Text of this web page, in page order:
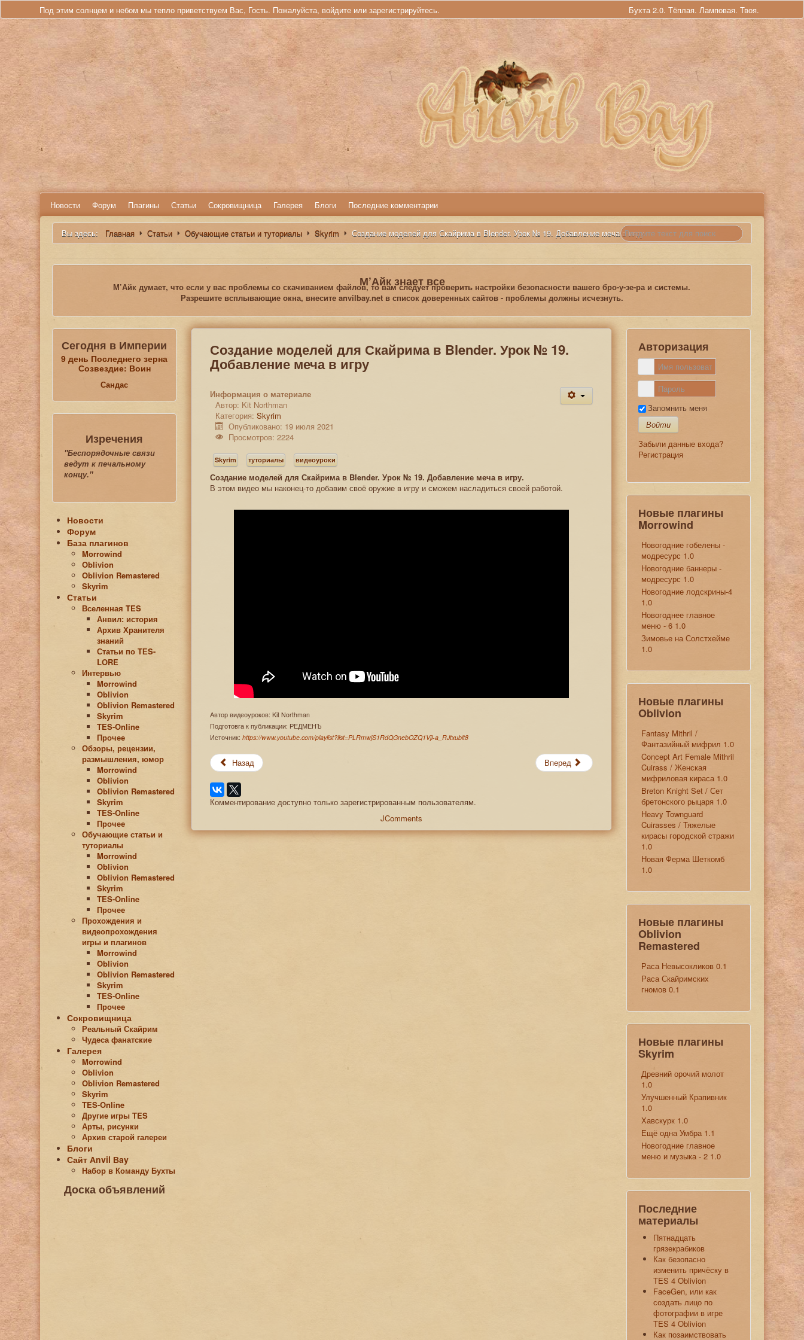
Под этим солнцем и небом мы тепло приветствуем Вас, Гость. Пожалуйста, войдите или зарегистрируйтесь. Бухта 2.0. Тёплая. Ламповая. Твоя.
Новости Форум Плагины Статьи Сокровищница Галерея Блоги Последние комментарии
Вы здесь: Главная Статьи Обучающие статьи и туториалы Skyrim Создание моделей для Скайрима в Blender. Урок № 19. Добавление меча в игру
М’Айк знает все
М’Айк думает, что если у вас проблемы со скачиванием файлов, то вам следует проверить настройки безопасности вашего бро-у-зе-ра и системы.
Разрешите всплывающие окна, внесите anvilbay.net в список доверенных сайтов - проблемы должны исчезнуть.
Сегодня в Империи
9 день Последнего зерна
Созвездие: Воин
Сандас
Изречения
"Беспорядочные связи
ведут к печальному
концу."
Новости
Форум
База плагинов
Morrowind
Oblivion
Oblivion Remastered
Skyrim
Статьи
Вселенная TES
Анвил: история
Архив Хранителя
знаний
Статьи по ТЕS-
LORE
Интервью
Morrowind
Oblivion
Oblivion Remastered
Skyrim
TES-Online
Прочее
Обзоры, рецензии,
размышления, юмор
Morrowind
Oblivion
Oblivion Remastered
Skyrim
TES-Online
Прочее
Обучающие статьи и
туториалы
Morrowind
Oblivion
Oblivion Remastered
Skyrim
TES-Online
Прочее
Прохождения и
видеопрохождения
игры и плагинов
Morrowind
Oblivion
Oblivion Remastered
Skyrim
TES-Online
Прочее
Сокровищница
Реальный Скайрим
Чудеса фанатские
Галерея
Morrowind
Oblivion
Oblivion Remastered
Skyrim
TES-Online
Другие игры TES
Арты, рисунки
Архив старой галереи
Блоги
Сайт Аnvil Вay
Набор в Команду Бухты
Доска объявлений
Создание моделей для Скайрима в Blender. Урок № 19.
Добавление меча в игру
Информация о материале
Автор: Kit Northman
Категория:Skyrim
Опубликовано: 19 июля 2021
Просмотров: 2224
Skyrim туториалы видеоуроки
Создание моделей для Скайрима в Blender. Урок № 19. Добавление меча в игру.
В этом видео мы наконец-то добавим своё оружие в игру и сможем насладиться своей работой.
Автор видеоуроков: Kit Northman
Подготовга к публикации: РЕДМЕНЪ
Источник:https://www.youtube.com/playlist?list=PLRmwjS1RdQGnebOZQ1Vjl-a_RJtxublt8
Назад Вперед
Комментирование доступно только зарегистрированным пользователям.
JComments
Авторизация
Запомнить меня
Войти
Забыли данные входа?
Регистрация
Новые плагины
Morrowind
Новогодние гобелены -
модресурс 1.0
Новогодние баннеры -
модресурс 1.0
Новогодние лодскрины-4
1.0
Новогоднее главное
меню - 6 1.0
Зимовье на Солстхейме
1.0
Новые плагины
Oblivion
Fantasy Mithril /
Фантазийный мифрил 1.0
Concept Art Female Mithril
Cuirass / Женская
мифриловая кираса 1.0
Breton Knight Set / Сет
бретонского рыцаря 1.0
Heavy Townguard
Cuirasses / Тяжелые
кирасы городской стражи
1.0
Новая Ферма Шеткомб
1.0
Новые плагины
Oblivion
Remastered
Раса Невысокликов 0.1
Раса Скайримских
гномов 0.1
Новые плагины
Skyrim
Древний орочий молот
1.0
Улучшенный Крапивник
1.0
Хавскурк 1.0
Ещё одна Умбра 1.1
Новогодние главное
меню и музыка - 2 1.0
Последние
материалы
Пятнадцать
грязекрабиков
Как безопасно
изменить причёску в
TES 4 Oblivion
FaceGen, или как
создать лицо по
фотографии в игре
TES 4 Oblivion
Как позаимствовать